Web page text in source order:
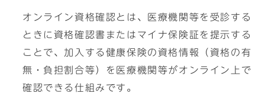
オンライン資格確認とは、医療機関等を受診する
ときに資格確認書またはマイナ保険証を提示する
ことで、加入する健康保険の資格情報（資格の有
無・負担割合等）を医療機関等がオンライン上で
確認できる仕組みです。